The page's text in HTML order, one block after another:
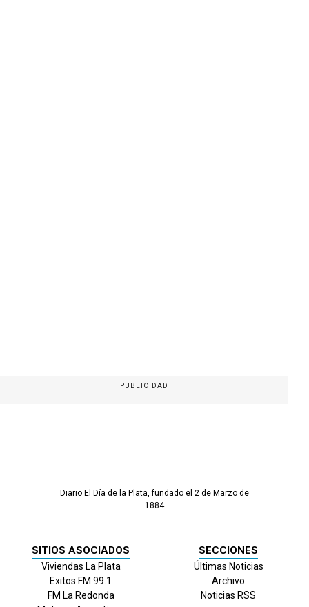
PUBLICIDAD
Diario El Día de la Plata, fundado el 2 de Marzo de
1884
SITIOS ASOCIADOS
Viviendas La Plata
Exitos FM 99.1
FM La Redonda
SECCIONES
Últimas Noticias
Archivo
Noticias RSS